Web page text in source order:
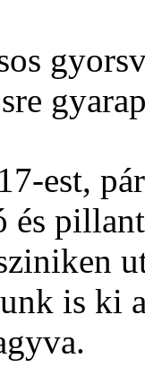
est,
és
is ki